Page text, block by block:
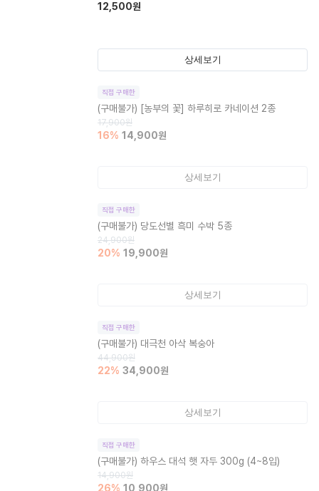
12,500원
상세보기
직접 구매한
(구매불가) [농부의 꽃] 하루히로 카네이션 2종
17,900원
16% 14,900원
상세보기
직접 구매한
(구매불가) 당도선별 흑미 수박 5종
24,900원
20% 19,900원
상세보기
직접 구매한
(구매불가) 대극천 아삭 복숭아
44,900원
22% 34,900원
상세보기
직접 구매한
(구매불가) 하우스 대석 햇 자두 300g (4~8입)
14,900원
26% 10,900원